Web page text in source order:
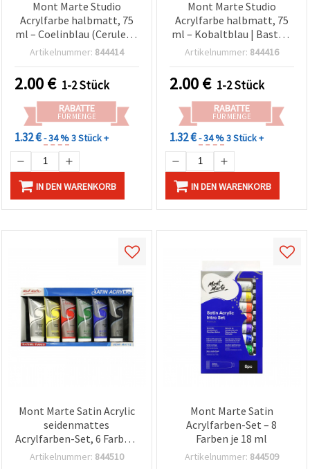
Mont Marte Studio
Acrylfarbe halbmatt, 75
ml – Coelinblau (Cerulean
Blue)
Artikelnummer: 844414
2.00€ 1-2 Stück
RABATTE
FÜR MENGE
1.32 €- 34 %3 Stück +
IN DEN WARENKORB
Mont Marte Studio
Acrylfarbe halbmatt, 75
ml – Kobaltblau | Bastel-
& Künstlerbedarf
Artikelnummer: 844416
2.00€ 1-2 Stück
RABATTE
FÜR MENGE
1.32 €- 34 %3 Stück +
IN DEN WARENKORB
Mont Marte Satin Acrylic
seidenmattes
Acrylfarben-Set, 6 Farben,
je 75 ml
Artikelnummer: 844510
Mont Marte Satin
Acrylfarben-Set – 8
Farben je 18 ml
Artikelnummer: 844509